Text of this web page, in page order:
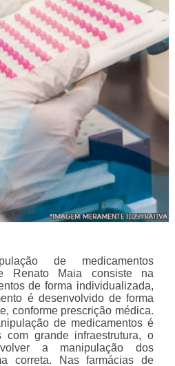
de medicamentos
Renato Maia consiste na
de forma individualizada,
é desenvolvido de forma
conforme prescrição médica.
de medicamentos é
com grande infraestrutura, o
a manipulação dos
correta. Nas farmácias de